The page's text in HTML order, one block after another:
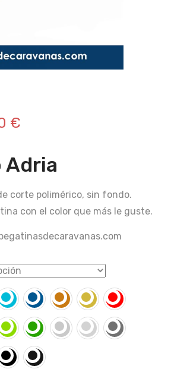
€
Adria
corte polimérico, sin fondo.
con el color que más le guste.